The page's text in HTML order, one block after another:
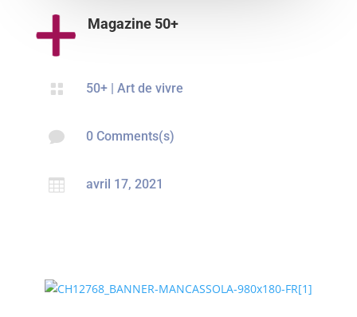
Magazine 50+
 50+| Art de vivre
 0 Comments(s)
 avril 17, 2021